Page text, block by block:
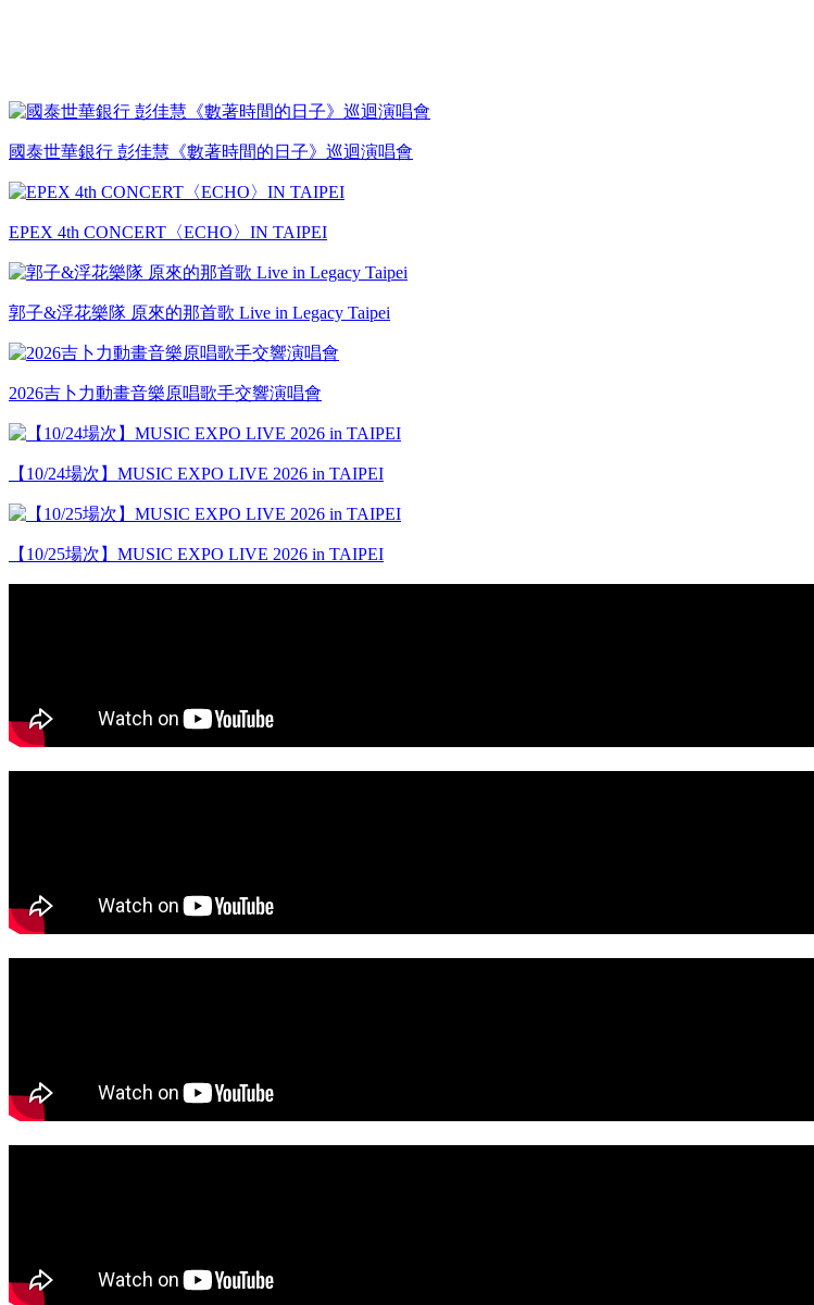
國泰世華銀行 彭佳慧《數著時間的日子》巡迴演唱會
EPEX 4th CONCERT〈ECHO〉IN TAIPEI
郭子&浮花樂隊 原來的那首歌 Live in Legacy Taipei
2026吉卜力動畫音樂原唱歌手交響演唱會